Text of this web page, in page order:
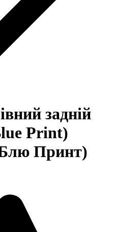
задній
Print)
Принт)